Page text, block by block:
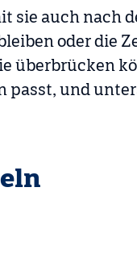
sie auch nach
oder die
überbrücken
passt, und